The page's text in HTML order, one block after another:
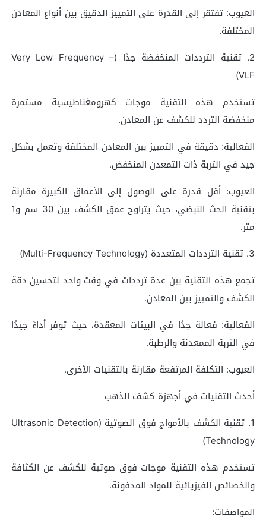
العيوب: تفتقر إلى القدرة على التمييز الدقيق بين أنواع المعادن
المختلفة.
2. تقنية الترددات المنخفضة جدًا (Very Low Frequency –
VLF)
تستخدم هذه التقنية موجات كهرومغناطيسية مستمرة
منخفضة التردد للكشف عن المعادن.
الفعالية: دقيقة في التمييز بين المعادن المختلفة وتعمل بشكل
جيد في التربة ذات التمعدن المنخفض.
العيوب: أقل قدرة على الوصول إلى الأعماق الكبيرة مقارنة
بتقنية الحث النبضي، حيث يتراوح عمق الكشف بين 30 سم و1
متر.
3. تقنية الترددات المتعددة (Multi-Frequency Technology)
تجمع هذه التقنية بين عدة ترددات في وقت واحد لتحسين دقة
الكشف والتمييز بين المعادن.
الفعالية: فعالة جدًا في البيئات المعقدة، حيث توفر أداءً جيدًا
في التربة الممعدنة والرطبة.
العيوب: التكلفة المرتفعة مقارنة بالتقنيات الأخرى.
أحدث التقنيات في أجهزة كشف الذهب
1. تقنية الكشف بالأمواج فوق الصوتية (Ultrasonic Detection
Technology)
تستخدم هذه التقنية موجات فوق صوتية للكشف عن الكثافة
والخصائص الفيزيائية للمواد المدفونة.
المواصفات: